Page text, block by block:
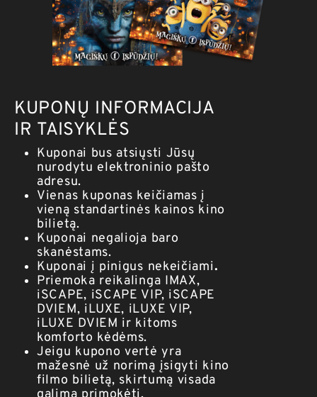
KUPONŲ INFORMACIJA
IR TAISYKLĖS
Kuponai bus atsiųsti Jūsų
nurodytu elektroninio pašto
adresu.
Vienas kuponas keičiamas į
vieną standartinės kainos kino
bilietą.
Kuponai negalioja baro
skanėstams.
Kuponai į pinigus nekeičiami.
Priemoka reikalinga IMAX,
iSCAPE, iSCAPE VIP, iSCAPE
DVIEM, iLUXE, iLUXE VIP,
iLUXE DVIEM ir kitoms
komforto kėdėms.
Jeigu kupono vertė yra
mažesnė už norimą įsigyti kino
filmo bilietą, skirtumą visada